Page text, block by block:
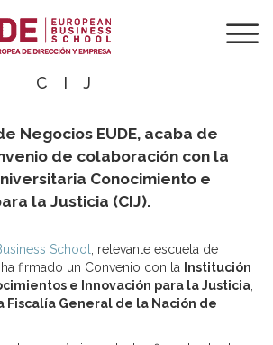
FIRMA UN
DE 45
CIJ
Negocios EUDE, acaba de
de colaboración con la
Conocimiento e
la Justicia (CIJ).
School
, relevante escuela de
firmado un Convenio con la
Institución
e Innovación para la Justicia
Fiscalía General de la Nación de